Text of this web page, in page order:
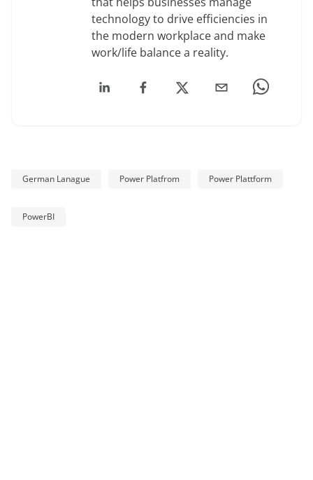
technology to drive efficiencies in
the modern workplace and make
work/life balance a reality.
German Lanague Power Platfrom Power Plattform
PowerBI